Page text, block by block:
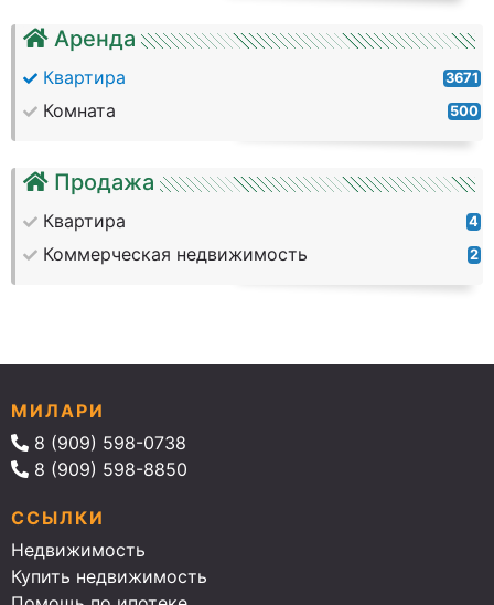
Аренда
Квартира 3671
Комната 500
Продажа
Квартира 4
Коммерческая недвижимость 2
МИЛАРИ
8 (909) 598-0738
8 (909) 598-8850
ССЫЛКИ
Недвижимость
Купить недвижимость